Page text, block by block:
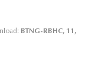
BTNG-RBHC, 11,